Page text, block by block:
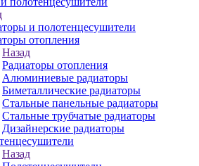
и полотенцесушители
отопления
Назад
Радиаторы отопления
Алюминиевые радиаторы
Биметаллические радиаторы
Стальные панельные радиаторы
Стальные трубчатые радиаторы
Дизайнерские радиаторы
Назад